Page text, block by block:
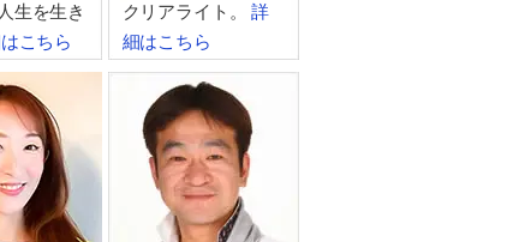
生を生き
こちら
クリアライト。詳
細はこちら